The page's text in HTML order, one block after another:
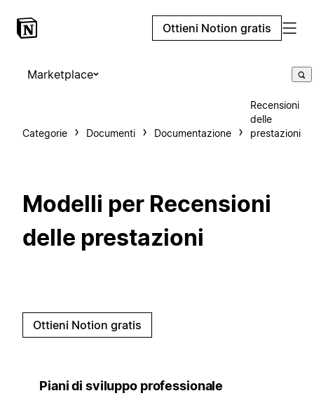
Ottieni Notion gratis
Marketplace
Categorie Documenti Documentazione
Recensioni
delle
prestazioni
Modelli per Recensioni
delle prestazioni
Ottieni Notion gratis
Piani di sviluppo professionale